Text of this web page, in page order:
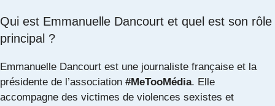
Qui est Emmanuelle Dancourt et quel est son rôle
principal ?
Emmanuelle Dancourt est une journaliste française et la
présidente de l’association #MeTooMédia. Elle
accompagne des victimes de violences sexistes et